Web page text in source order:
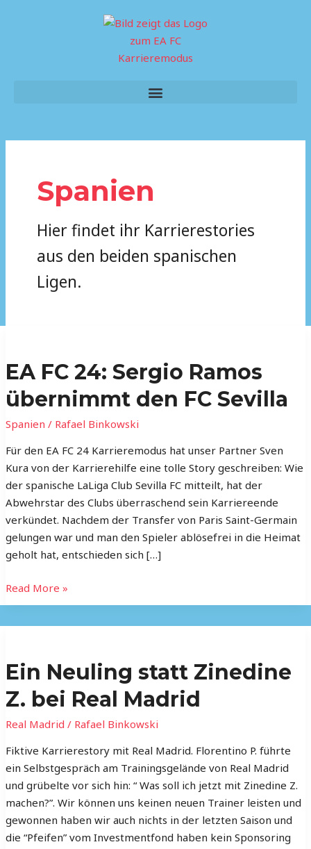
Menu
Spanien
Hier findet ihr Karrierestories
aus den beiden spanischen
Ligen.
EA FC 24: Sergio Ramos
übernimmt den FC Sevilla
Spanien / Rafael Binkowski
Für den EA FC 24 Karrieremodus hat unser Partner Sven
Kura von der Karrierehilfe eine tolle Story geschreiben: Wie
der spanische LaLiga Club Sevilla FC mitteilt, hat der
Abwehrstar des Clubs überraschend sein Karriereende
verkündet. Nachdem der Transfer von Paris Saint-Germain
gelungen war und man den Spieler ablösefrei in die Heimat
geholt hat, entschieden sich […]
24:
Ramos
übernimmt
FC
Sevilla
Read More »
Ein Neuling statt Zinedine
Z. bei Real Madrid
Real Madrid / Rafael Binkowski
Fiktive Karrierestory mit Real Madrid. Florentino P. führte
ein Selbstgespräch am Trainingsgelände von Real Madrid
und grübelte vor sich hin: “ Was soll ich jetzt mit Zinedine Z.
machen?”. Wir können uns keinen neuen Trainer leisten und
gewonnen haben wir auch nichts in der letzten Saison und
die “Pfeifen” vom Investmentfond haben kein Sponsoring
statt
Z.
bei
Madrid